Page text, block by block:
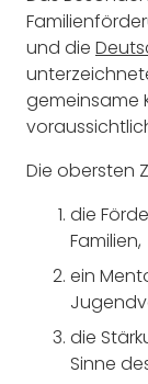
und die
gemeinsame
Die obersten
die
Familien,
ein
die
Sinne